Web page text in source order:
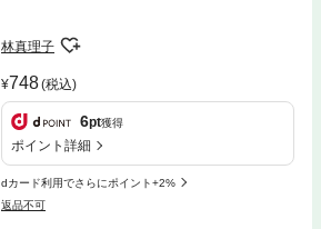
林真理子
748(税込)
6pt獲得
ポイント詳細
dカード利用でさらにポイント+2%
返品不可